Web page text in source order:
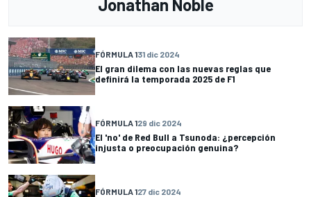
Jonathan Noble
FÓRMULA 131 dic 2024
El gran dilema con las nuevas reglas que
definirá la temporada 2025 de F1
FÓRMULA 129 dic 2024
El 'no' de Red Bull a Tsunoda: ¿percepción
injusta o preocupación genuina?
FÓRMULA 127 dic 2024